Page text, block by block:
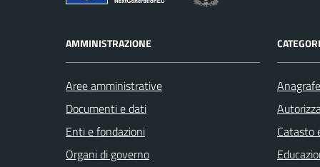
AMMINISTRAZIONE
Aree amministrative
Documenti e dati
Enti e fondazioni
Organi di governo
Catasto